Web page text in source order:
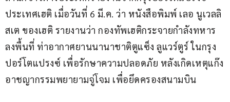
ประเทศเฮติ เมื่อวันที่ 6 มี.ค. ว่า หนังสือพิมพ์ เลอ นูเวลลิ
สเต ของเฮติ รายงานว่า กองทัพเฮติกระจายกำลังทหาร
ลงพื้นที่ ท่าอากาศยานนานาชาติตูแซ็ง ลูแวร์ตูร์ ในกรุง
ปอร์โตแปรงซ์ เพื่อรักษาความปลอดภัย หลังเกิดเหตุแก๊ง
อาชญากรรมพยายามจู่โจม เพื่อยึดครองสนามบิน